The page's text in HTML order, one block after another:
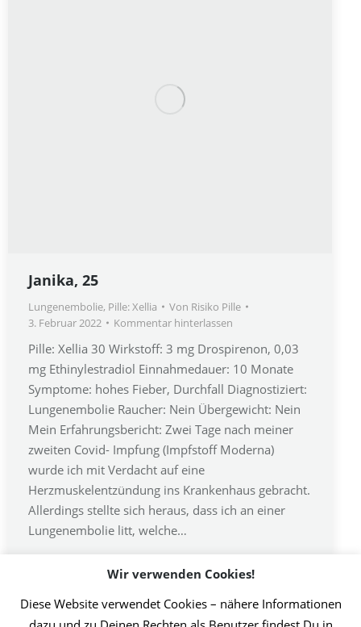
Janika, 25
Lungenembolie, Pille: Xellia Von Risiko Pille
3. Februar 2022
Kommentar hinterlassen
Pille: Xellia 30 Wirkstoff: 3 mg Drospirenon, 0,03
mg Ethinylestradiol Einnahmedauer: 10 Monate
Symptome: hohes Fieber, Durchfall Diagnostiziert:
Lungenembolie Raucher: Nein Übergewicht: Nein
Mein Erfahrungsbericht: Zwei Tage nach meiner
zweiten Covid- Impfung (Impfstoff Moderna)
wurde ich mit Verdacht auf eine
Herzmuskelentzündung ins Krankenhaus gebracht.
Allerdings stellte sich heraus, dass ich an einer
Lungenembolie litt, welche…
… 6 7 …
Wir verwenden Cookies!
Diese Website verwendet Cookies – nähere Informationen